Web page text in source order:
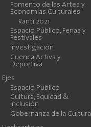
Fomento de las Artes y
Economías Culturales
Ranti 2021
Espacio Público, Ferias y
Festivales
Investigación
Cuenca Activa y
Deportiva
Ejes
Espacio Público
Cultura, Equidad &
Inclusión
Gobernanza de la Cultura